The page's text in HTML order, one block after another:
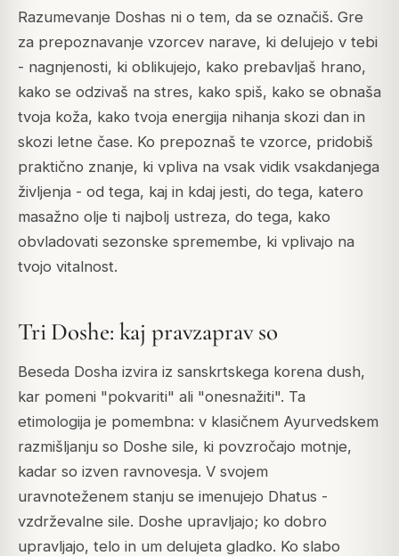
Razumevanje Doshas ni o tem, da se označiš. Gre
za prepoznavanje vzorcev narave, ki delujejo v tebi
- nagnjenosti, ki oblikujejo, kako prebavljaš hrano,
kako se odzivaš na stres, kako spiš, kako se obnaša
tvoja koža, kako tvoja energija nihanja skozi dan in
skozi letne čase. Ko prepoznaš te vzorce, pridobiš
praktično znanje, ki vpliva na vsak vidik vsakdanjega
življenja - od tega, kaj in kdaj jesti, do tega, katero
masažno olje ti najbolj ustreza, do tega, kako
obvladovati sezonske spremembe, ki vplivajo na
tvojo vitalnost.
Tri Doshe: kaj pravzaprav so
Beseda Dosha izvira iz sanskrtskega korena dush,
kar pomeni "pokvariti" ali "onesnažiti". Ta
etimologija je pomembna: v klasičnem Ayurvedskem
razmišljanju so Doshe sile, ki povzročajo motnje,
kadar so izven ravnovesja. V svojem
uravnoteženem stanju se imenujejo Dhatus -
vzdrževalne sile. Doshe upravljajo; ko dobro
upravljajo, telo in um delujeta gladko. Ko slabo